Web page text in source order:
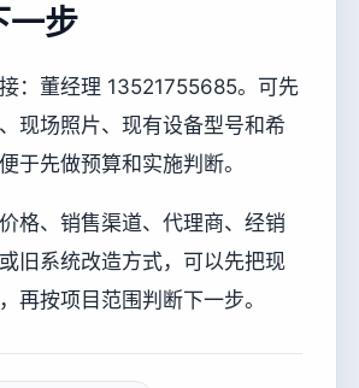
一步
：董经理 13521755685。可先
现场照片、现有设备型号和希
于先做预算和实施判断。
格、销售渠道、代理商、经销
旧系统改造方式，可以先把现
再按项目范围判断下一步。